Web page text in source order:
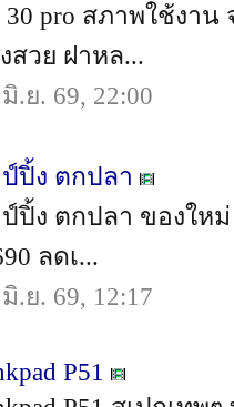
30 pro สภาพใช้ง
สวย ฝาหล...
.ย. 69, 22:00
ปิ้ง ตกปลา
ปิ้ง ตกปลา ของให
ลดเ...
.ย. 69, 12:17
P51